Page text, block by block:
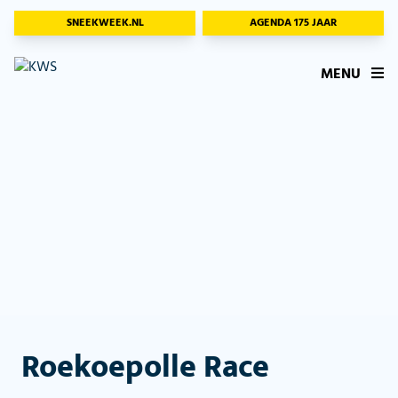
SNEEKWEEK.NL AGENDA 175 JAAR
MENU
Roekoepolle Race